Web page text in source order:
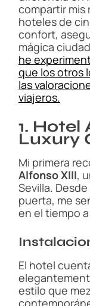
compartir mis
hoteles de
confort,
mágica
he
que los otros
las
viajeros.
1. Hotel
Luxury
Mi primera
Alfonso XIII,
Sevilla.
puerta, me
en el tiempo
El hotel
estilo que